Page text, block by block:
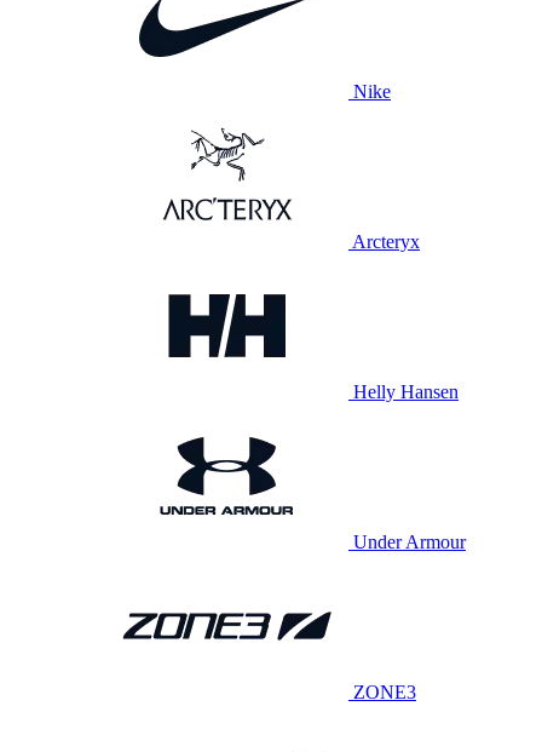
Nike
Arcteryx
Helly Hansen
Under Armour
ZONE3